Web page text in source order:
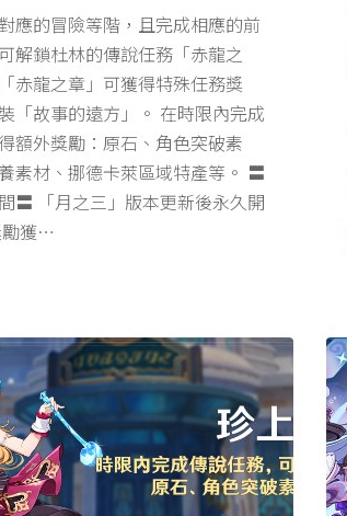
應的冒險等階，且完成相應的前
解鎖杜林的傳說任務「赤龍之
赤龍之章」可獲得特殊任務獎
「故事的遠方」。 在時限內完成
額外獎勵：原石、角色突破素
素材、挪德卡萊區域特產等。 〓
〓 「月之三」版本更新後永久開
勵獲…